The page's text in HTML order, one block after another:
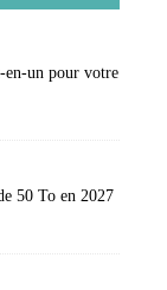
en-un pour votre
50 To en 2027